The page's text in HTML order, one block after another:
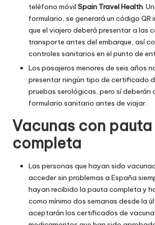
teléfono móvil Spain Travel Health.
formulario, se generará un código QR
que el viajero deberá presentar a las
transporte antes del embarque, así
controles sanitarios en el punto de
Los pasajeros menores de seis años
presentar ningún tipo de certificado
pruebas serológicas, pero sí deberán
formulario sanitario antes de viajar.
Vacunas con pauta
completa
Las personas que hayan sido
acceder sin problemas a España
hayan recibido la pauta completa y
como mínimo dos semanas desde la
aceptarán los certificados de